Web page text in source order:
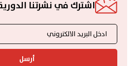
اشترك في نشرتنا
أرسل